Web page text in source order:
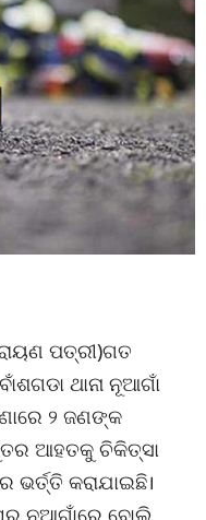
ପତ୍ରୀ)ଗତ
ଥାନା ନୂଆଗାଁ
୨ ଜଣଙ୍କ
ଆହତକୁ ଚିକିତ୍ସା
କରାଯାଇଛି।